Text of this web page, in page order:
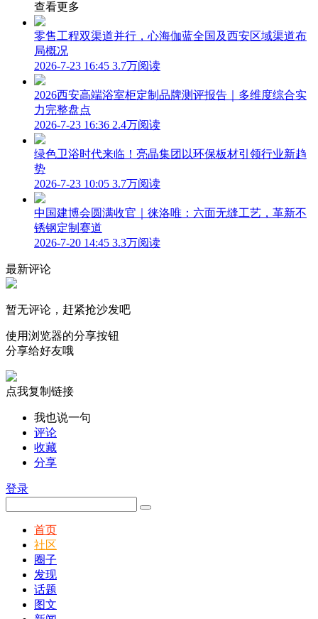
查看更多
零售工程双渠道并行，心海伽蓝全国及西安区域渠道布
局概况
2026-7-23 16:45 3.7万阅读
2026西安高端浴室柜定制品牌测评报告｜多维度综合实
力完整盘点
2026-7-23 16:36 2.4万阅读
绿色卫浴时代来临！亮晶集团以环保板材引领行业新趋
势
2026-7-23 10:05 3.7万阅读
中国建博会圆满收官｜徕洛唯：六面无缝工艺，革新不
锈钢定制赛道
2026-7-20 14:45 3.3万阅读
最新评论
暂无评论，赶紧抢沙发吧
使用浏览器的分享按钮
分享给好友哦
点我复制链接
我也说一句
评论
收藏
分享
登录
首页
社区
圈子
发现
话题
图文